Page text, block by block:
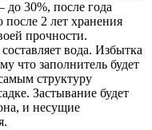
до 30%, после года
после 2 лет хранения
прочности.
вода. Избытка
что заполнитель будет
структуру
Застывание будет
и несущие